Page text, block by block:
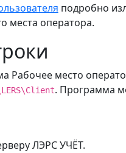
подробно
места оператора.
Рабочее место
. Программа
ЛЭРС УЧЁТ.